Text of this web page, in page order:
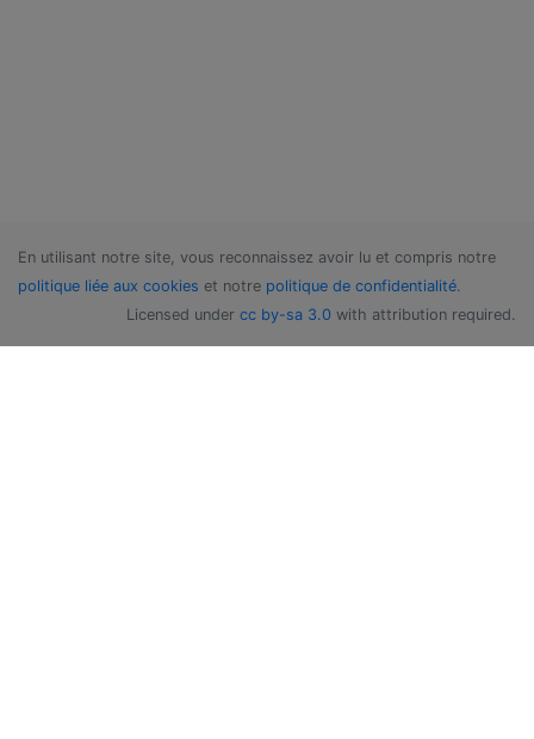
En utilisant notre site, vous reconnaissez avoir lu et compris notre
politique liée aux cookies et notre politique de confidentialité.
Licensed under cc by-sa 3.0 with attribution required.